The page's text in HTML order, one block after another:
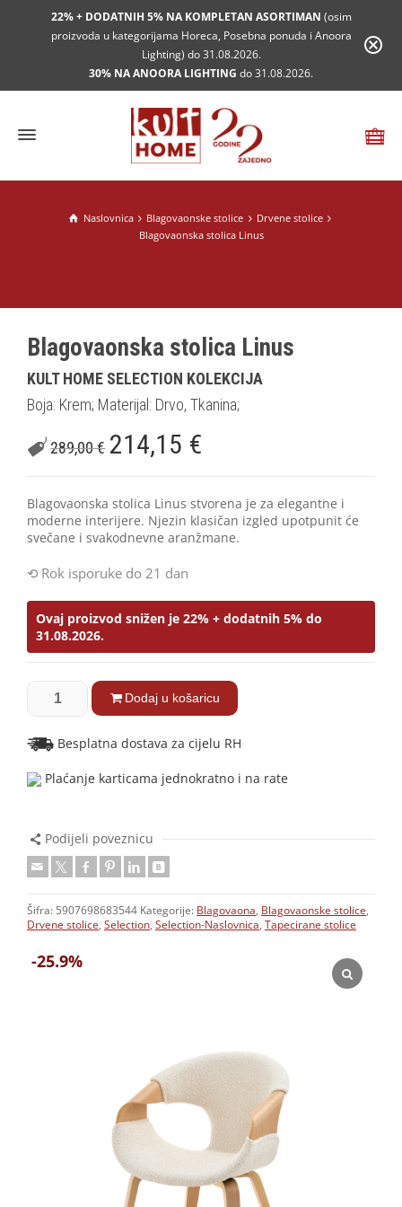
22% + DODATNIH 5% NA KOMPLETAN ASORTIMAN (osim
proizvoda u kategorijama Horeca, Posebna ponuda i Anoora
Lighting) do 31.08.2026.
30% NA ANOORA LIGHTING do 31.08.2026.
Naslovnica Blagovaonske stolice
Drvene stolice
Blagovaonska stolica Linus
-25.9%
Blagovaonska stolica Linus
KULT HOME SELECTION KOLEKCIJA
Boja: Krem; Materijal: Drvo, Tkanina;
289,00€ 214,15 €
Blagovaonska stolica Linus stvorena je za elegantne i
moderne interijere. Njezin klasičan izgled upotpunit će
svečane i svakodnevne aranžmane.
Rok isporuke do 21 dan
Ovaj proizvod snižen je 22% + dodatnih 5% do
31.08.2026.
Dodaj u košaricu
Besplatna dostava za cijelu RH
Plaćanje karticama jednokratno i na rate
Podijeli poveznicu
Šifra: 5907698683544 Kategorije: Blagovaona, Blagovaonske stolice,
Drvene stolice, Selection, Selection-Naslovnica, Tapecirane stolice